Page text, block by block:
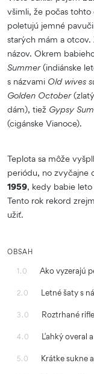
všimli, že počas
poletujú jemné
starých mám a
názov. Okrem
Summer(indiánske
s názvami Old wives
Golden October
dám), tiež Gypsy
(cigánske Vianoce).
Teplota sa môže
periódu, no zvyčajne
1959, kedy babie
Tento rok rekord
užiť.
OBSAH
1.0 Ako vyzerajú
2.0 Letné šaty s
3.0 Roztrhané
4.0 Ľahký overal
5.0 Krátke sukne